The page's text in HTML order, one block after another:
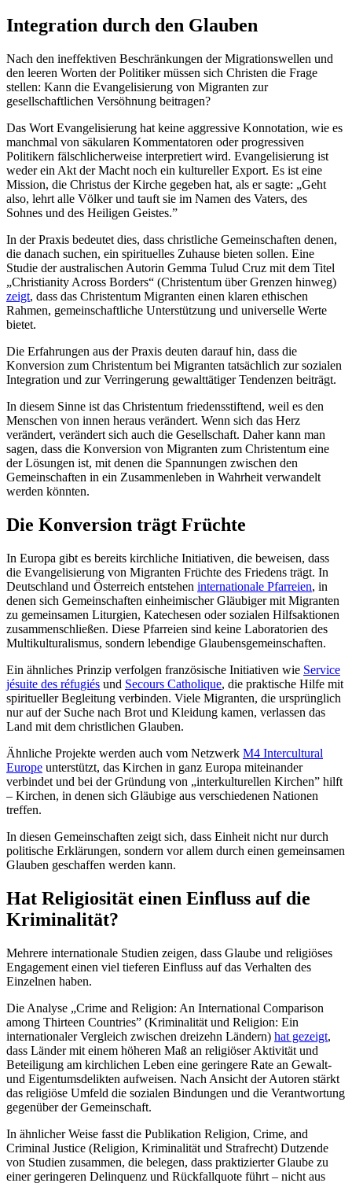
Integration durch den Glauben
Nach den ineffektiven Beschränkungen der Migrationswellen und
den leeren Worten der Politiker müssen sich Christen die Frage
stellen: Kann die Evangelisierung von Migranten zur
gesellschaftlichen Versöhnung beitragen?
Das Wort Evangelisierung hat keine aggressive Konnotation, wie es
manchmal von säkularen Kommentatoren oder progressiven
Politikern fälschlicherweise interpretiert wird. Evangelisierung ist
weder ein Akt der Macht noch ein kultureller Export. Es ist eine
Mission, die Christus der Kirche gegeben hat, als er sagte: „Geht
also, lehrt alle Völker und tauft sie im Namen des Vaters, des
Sohnes und des Heiligen Geistes.”
In der Praxis bedeutet dies, dass christliche Gemeinschaften denen,
die danach suchen, ein spirituelles Zuhause bieten sollen. Eine
Studie der australischen Autorin Gemma Tulud Cruz mit dem Titel
„Christianity Across Borders“ (Christentum über Grenzen hinweg)
zeigt, dass das Christentum Migranten einen klaren ethischen
Rahmen, gemeinschaftliche Unterstützung und universelle Werte
bietet.
Die Erfahrungen aus der Praxis deuten darauf hin, dass die
Konversion zum Christentum bei Migranten tatsächlich zur sozialen
Integration und zur Verringerung gewalttätiger Tendenzen beiträgt.
In diesem Sinne ist das Christentum friedensstiftend, weil es den
Menschen von innen heraus verändert. Wenn sich das Herz
verändert, verändert sich auch die Gesellschaft. Daher kann man
sagen, dass die Konversion von Migranten zum Christentum eine
der Lösungen ist, mit denen die Spannungen zwischen den
Gemeinschaften in ein Zusammenleben in Wahrheit verwandelt
werden könnten.
Die Konversion trägt Früchte
In Europa gibt es bereits kirchliche Initiativen, die beweisen, dass
die Evangelisierung von Migranten Früchte des Friedens trägt. In
Deutschland und Österreich entstehen internationale Pfarreien, in
denen sich Gemeinschaften einheimischer Gläubiger mit Migranten
zu gemeinsamen Liturgien, Katechesen oder sozialen Hilfsaktionen
zusammenschließen. Diese Pfarreien sind keine Laboratorien des
Multikulturalismus, sondern lebendige Glaubensgemeinschaften.
Ein ähnliches Prinzip verfolgen französische Initiativen wie Service
jésuite des réfugiés und Secours Catholique, die praktische Hilfe mit
spiritueller Begleitung verbinden. Viele Migranten, die ursprünglich
nur auf der Suche nach Brot und Kleidung kamen, verlassen das
Land mit dem christlichen Glauben.
Ähnliche Projekte werden auch vom Netzwerk M4 Intercultural
Europe unterstützt, das Kirchen in ganz Europa miteinander
verbindet und bei der Gründung von „interkulturellen Kirchen” hilft
– Kirchen, in denen sich Gläubige aus verschiedenen Nationen
treffen.
In diesen Gemeinschaften zeigt sich, dass Einheit nicht nur durch
politische Erklärungen, sondern vor allem durch einen gemeinsamen
Glauben geschaffen werden kann.
Hat Religiosität einen Einfluss auf die
Kriminalität?
Mehrere internationale Studien zeigen, dass Glaube und religiöses
Engagement einen viel tieferen Einfluss auf das Verhalten des
Einzelnen haben.
Die Analyse „Crime and Religion: An International Comparison
among Thirteen Countries” (Kriminalität und Religion: Ein
internationaler Vergleich zwischen dreizehn Ländern) hat gezeigt,
dass Länder mit einem höheren Maß an religiöser Aktivität und
Beteiligung am kirchlichen Leben eine geringere Rate an Gewalt-
und Eigentumsdelikten aufweisen. Nach Ansicht der Autoren stärkt
das religiöse Umfeld die sozialen Bindungen und die Verantwortung
gegenüber der Gemeinschaft.
In ähnlicher Weise fasst die Publikation Religion, Crime, and
Criminal Justice (Religion, Kriminalität und Strafrecht) Dutzende
von Studien zusammen, die belegen, dass praktizierter Glaube zu
einer geringeren Delinquenz und Rückfallquote führt – nicht aus